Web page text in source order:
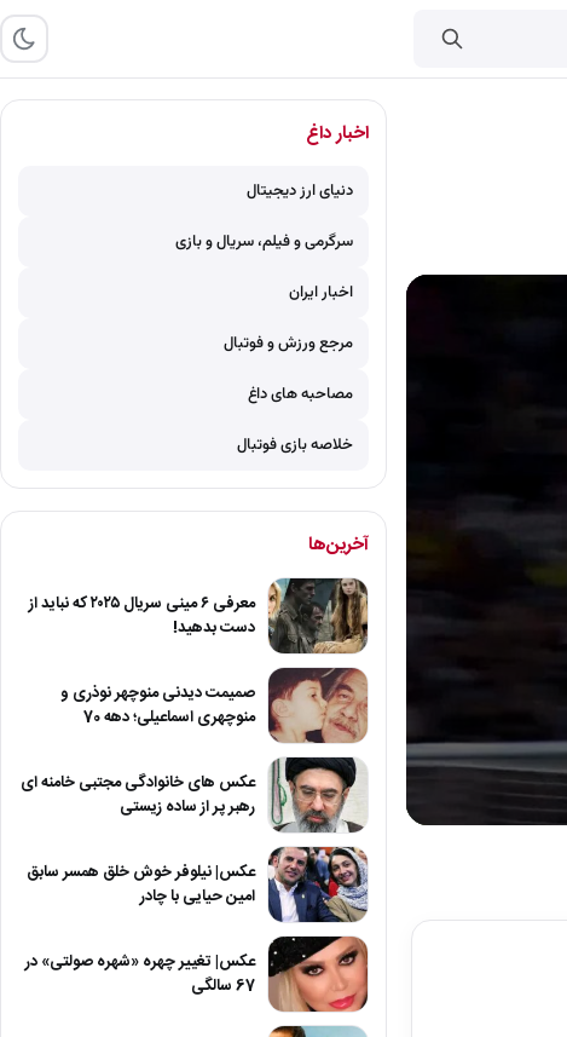
90%
اخبار داغ
دنیای ارز دیجیتال
سرگرمی و فیلم، سریال و بازی
اخبار ایران
مرجع ورزش و فوتبال
مصاحبه های داغ
خلاصه بازی فوتبال
آخرین‌ها
معرفی ۶ مینی سریال ۲۰۲۵ که نباید از
دست بدهید!
صمیمت دیدنی منوچهر نوذری و
منوچهری اسماعیلی؛ دهه 70
عکس های خانوادگی مجتبی خامنه ای
رهبر پر از ساده زیستی
عکس| نیلوفر خوش خلق همسر سابق
امین حیایی با چادر
عکس| تغییر چهره «شهره صولتی» در
67 سالگی